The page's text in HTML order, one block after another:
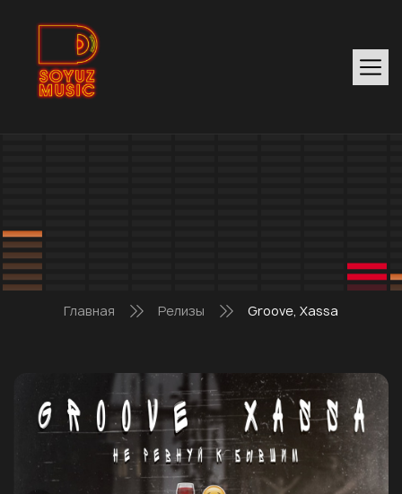
Главная Релизы Groove, Xassa